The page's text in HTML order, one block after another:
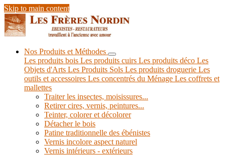
Skip to main content
Nos Produits et Méthodes
Les produits bois Les produits cuirs Les produits déco Les
Objets d'Arts Les Produits Sols Les produits droguerie Les
outils et accessoires Les concentrés du Ménage Les coffrets et
mallettes
Traiter les insectes, moisissures...
Retirer cires, vernis, peintures...
Teinter, colorer et décolorer
Détacher le bois
Patine traditionnelle des ébénistes
Vernis incolore aspect naturel
Vernis intérieurs - extérieurs